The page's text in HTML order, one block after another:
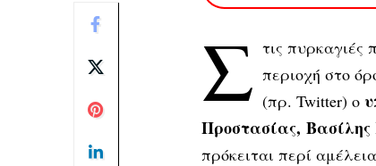
Σ τις πυρκαγιές
περιοχή στο
(πρ. Twitter) ο
Προστασίας, Βασίλης
πρόκειται περί